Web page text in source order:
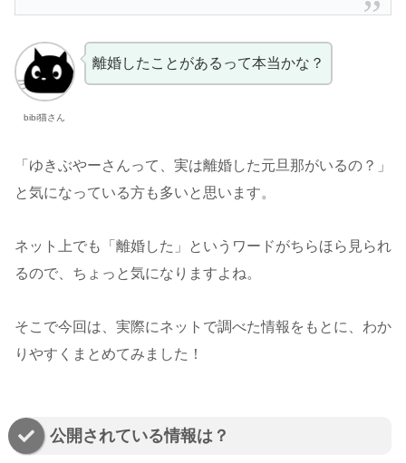
bibi猫さん
離婚したことがあるって本当かな？
「ゆきぶやーさんって、実は離婚した元旦那がいるの？」
と気になっている方も多いと思います。
ネット上でも「離婚した」というワードがちらほら見られ
るので、ちょっと気になりますよね。
そこで今回は、実際にネットで調べた情報をもとに、わか
りやすくまとめてみました！
公開されている情報は？